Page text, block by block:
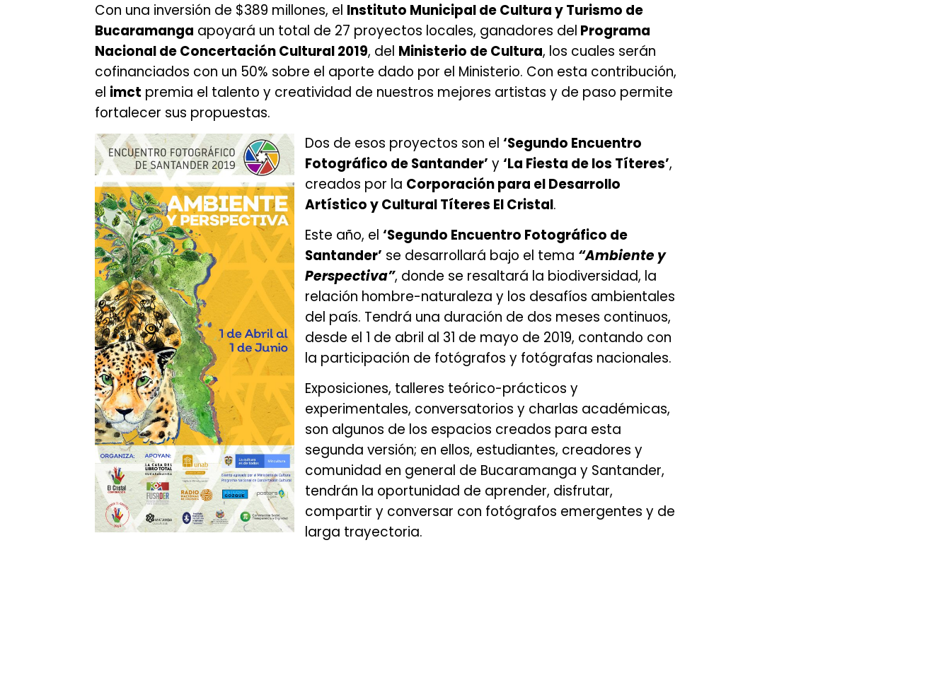
Con una inversión de $389 millones, el Instituto Municipal de Cultura y Turismo de
Bucaramanga apoyará un total de 27 proyectos locales, ganadores del Programa
Nacional de Concertación Cultural 2019, del Ministerio de Cultura, los cuales serán
cofinanciados con un 50% sobre el aporte dado por el Ministerio. Con esta contribución,
el imct premia el talento y creatividad de nuestros mejores artistas y de paso permite
fortalecer sus propuestas.
Dos de esos proyectos son el‘Segundo Encuentro
Fotográfico de Santander’ y‘La Fiesta de los Títeres’,
creados por la Corporación para el Desarrollo
Artístico y Cultural Títeres El Cristal.
Este año, el‘Segundo Encuentro Fotográfico de
Santander’ se desarrollará bajo el tema “Ambiente y
Perspectiva”, donde se resaltará la biodiversidad, la
relación hombre-naturaleza y los desafíos ambientales
del país. Tendrá una duración de dos meses continuos,
desde el 1 de abril al 31 de mayo de 2019, contando con
la participación de fotógrafos y fotógrafas nacionales.
Exposiciones, talleres teórico-prácticos y
experimentales, conversatorios y charlas académicas,
son algunos de los espacios creados para esta
segunda versión; en ellos, estudiantes, creadores y
comunidad en general de Bucaramanga y Santander,
tendrán la oportunidad de aprender, disfrutar,
compartir y conversar con fotógrafos emergentes y de
larga trayectoria.